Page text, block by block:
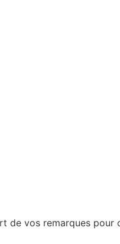
vos remarques pour